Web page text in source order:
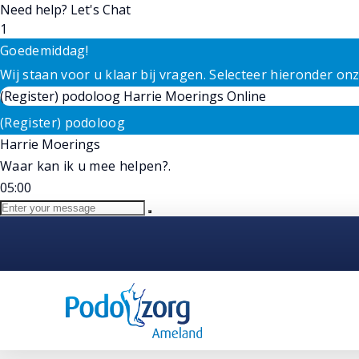
Need help? Let's Chat
1
Goedemiddag!
Wij staan voor u klaar bij vragen. Selecteer hieronder
(Register) podoloog Harrie Moerings Online
(Register) podoloog
Harrie Moerings
Waar kan ik u mee helpen?.
05:00